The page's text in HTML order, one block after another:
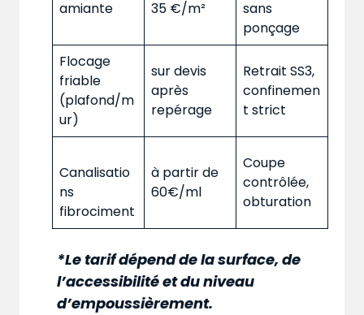
amiante
35 €/m²
sans
ponçage
Flocage
friable
(plafond/m
ur)
sur devis
après
repérage
Retrait SS3,
confinemen
t strict
Canalisatio
ns
fibrociment
à partir de
60€/ml
Coupe
contrôlée,
obturation
*Le tarif dépend de la surface, de
l’accessibilité et du niveau
d’empoussièrement.